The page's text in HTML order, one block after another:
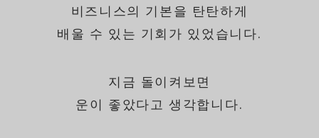
비즈니스의 기본을 탄탄하게
배울 수 있는 기회가 있었습니다.
지금 돌이켜보면
운이 좋았다고 생각합니다.